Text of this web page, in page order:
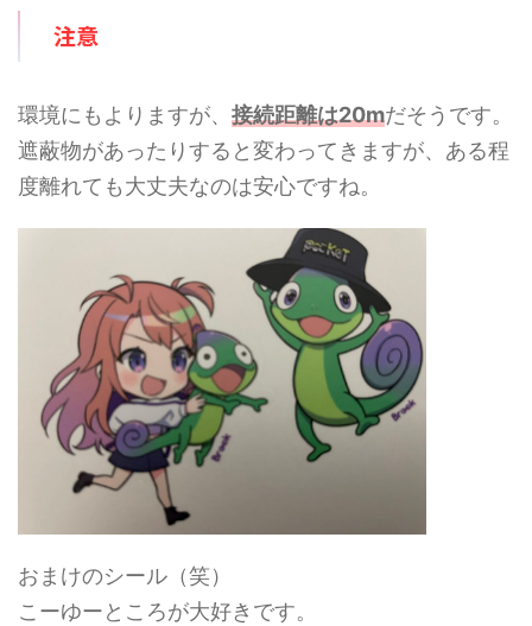
注意
環境にもよりますが、 接続距離は20mだそうです。
遮蔽物があったりすると変わってきますが、ある程
度離れても大丈夫なのは安心ですね。
おまけのシール（笑）
こーゆーところが大好きです。